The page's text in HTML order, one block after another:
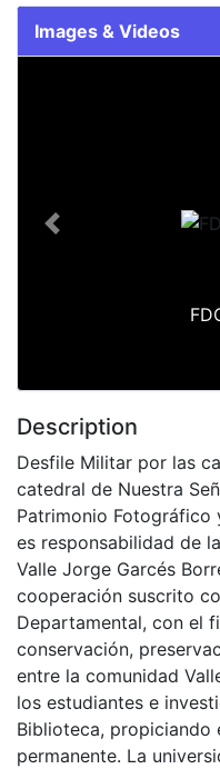
Images & Videos
Previous
Description
Desfile Militar por las
catedral de Nuestra
Patrimonio Fotográfico
es responsabilidad de
Valle Jorge Garcés
cooperación suscrito
Departamental, con el
conservación,
entre la comunidad
los estudiantes e
Biblioteca, propiciando
permanente. La